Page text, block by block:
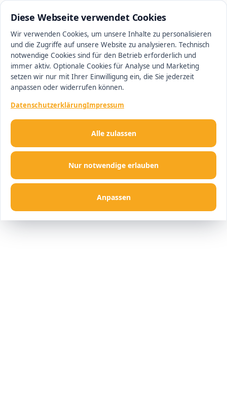
Diese Webseite verwendet Cookies
Wir verwenden Cookies, um unsere Inhalte zu personalisieren
und die Zugriffe auf unsere Website zu analysieren. Technisch
notwendige Cookies sind für den Betrieb erforderlich und
immer aktiv. Optionale Cookies für Analyse und Marketing
setzen wir nur mit Ihrer Einwilligung ein, die Sie jederzeit
anpassen oder widerrufen können.
DatenschutzerklärungImpressum
Nur notwendige erlauben
Anpassen
Alle zulassen